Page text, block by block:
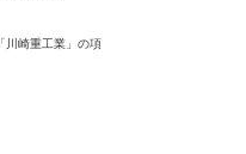
川崎重工業」の項